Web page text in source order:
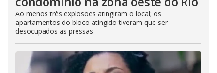
Ao menos três explosões atingiram o local; os
apartamentos do bloco atingido tiveram que ser
desocupados as pressas